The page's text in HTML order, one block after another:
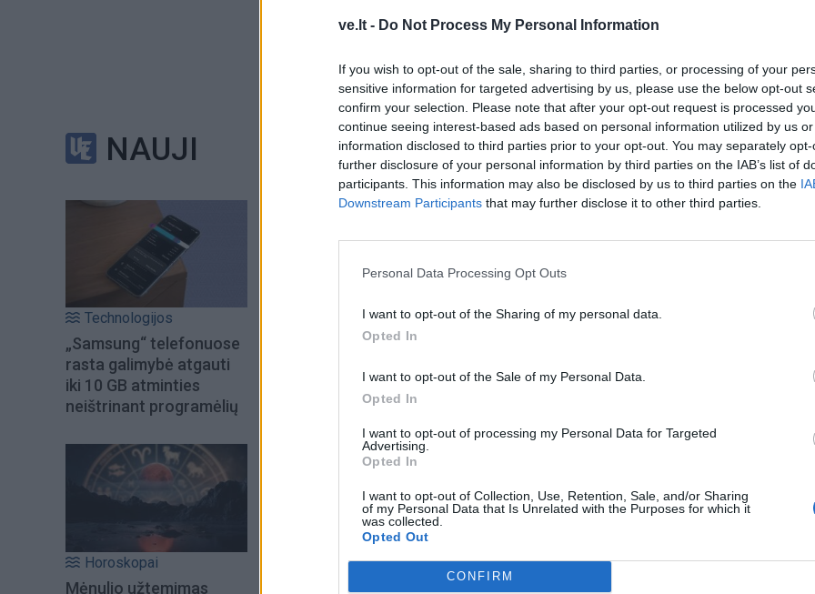
ve.lt - Do Not Process My Personal Information
If you wish to opt-out of the sale, sharing to third parties, or processing of your
sensitive information for targeted advertising by us, please use the below opt-out
confirm your selection. Please note that after your opt-out request is processed
continue seeing interest-based ads based on personal information utilized by us
information disclosed to third parties prior to your opt-out. You may separately
further disclosure of your personal information by third parties on the IAB’s list of
participants. This information may also be disclosed by us to third parties on the
Downstream Participants that may further disclose it to other third parties.
Personal Data Processing Opt Outs
I want to opt-out of the Sharing of my personal data.
Opted In
I want to opt-out of the Sale of my Personal Data.
Opted In
I want to opt-out of processing my Personal Data for Targeted
Advertising.
Opted In
I want to opt-out of Collection, Use, Retention, Sale, and/or Sharing
of my Personal Data that Is Unrelated with the Purposes for which it
was collected.
Opted Out
CONFIRM
NAUJI
Technologijos
„Samsung“ telefonuose
rasta galimybė atgauti
iki 10 GB atminties
neištrinant programėlių
Horoskopai
Mėnulio užtemimas
Nustatyta, kad kartu su Fittonu teisiamas Vokietijos pilietis neturėjo
nusikalstamų ketinimų šioje byloje ir bus paleistas.
Tačiau teisėjas Džabiras Abd Džabiras nustatė, kad Fittonas, paėmęs
kurie, kaip paaiškėjo atlikus techninį vyriausybinį tyrimą, yra senesni nei 200
metų senumo artefaktai, ir ketindamas juos išvežti iš šalies, turėjo